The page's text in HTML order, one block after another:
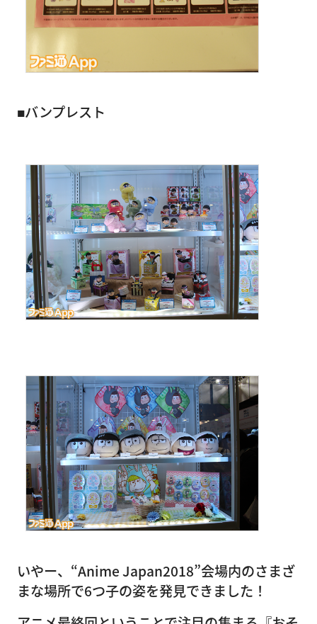
■バンプレスト
いやー、“Anime Japan2018”会場内のさまざ
まな場所で6つ子の姿を発見できました！